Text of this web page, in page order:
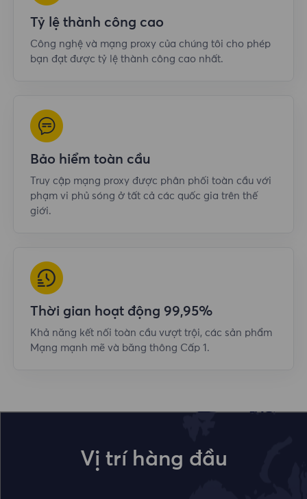
Tỷ lệ thành công cao
Công nghệ và mạng proxy của chúng tôi cho phép
bạn đạt được tỷ lệ thành công cao nhất.
Bảo hiểm toàn cầu
Truy cập mạng proxy được phân phối toàn cầu với
phạm vi phủ sóng ở tất cả các quốc gia trên thế
giới.
Thời gian hoạt động 99,95%
Khả năng kết nối toàn cầu vượt trội, các sản phẩm
Mạng mạnh mẽ và băng thông Cấp 1.
Vị trí hàng đầu